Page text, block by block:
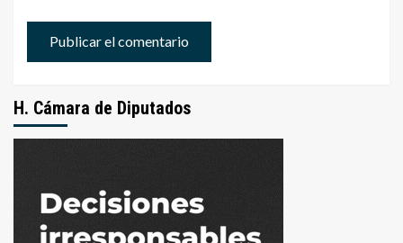
H. Cámara de Diputados